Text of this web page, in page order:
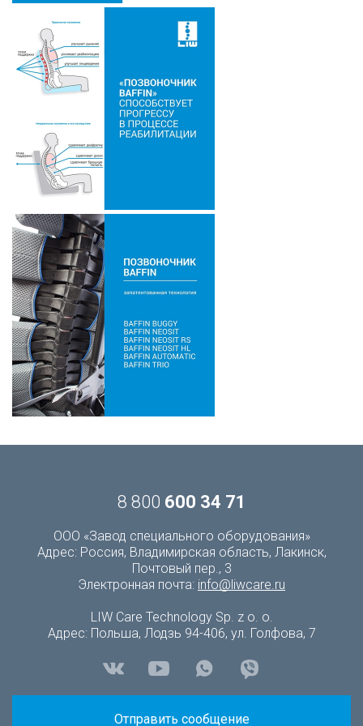
8 800 600 34 71
ООО «Завод специального оборудования»
Адрес: Россия, Владимирская область, Лакинск,
Почтовый пер., 3
Электронная почта: info@liwcare.ru
LIW Care Technology Sp. z o. o.
Адрес: Польша, Лодзь 94-406, ул. Голфова, 7
Отправить сообщение